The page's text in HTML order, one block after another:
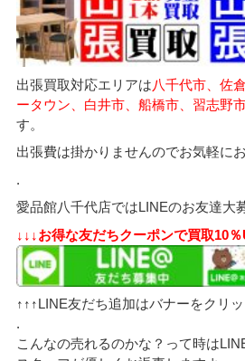
出張買取対応エリアは八千代市、佐
ータウン、白井市、船橋市、習志野
す。
出張費は掛かりませんのでお気軽に
.
愛品館八千代店ではLINEのお友達大
↓↓↓お得な友だちクーポンで買取10％
↑↑↑LINE友だち追加はバナーをクリ
.
こんなの売れるのかな？って時は